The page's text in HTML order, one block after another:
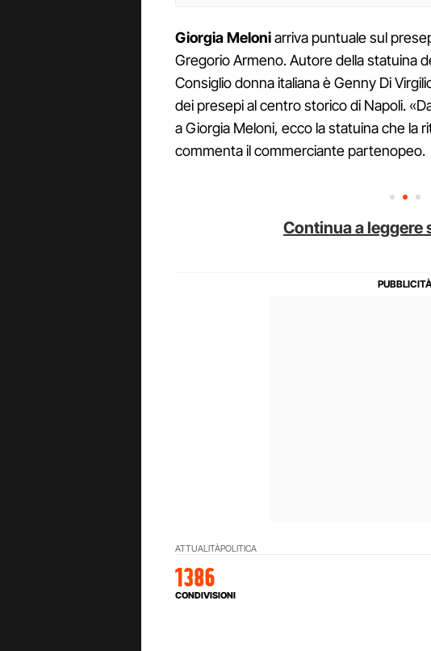
Giorgia Meloniarriva puntuale sul
Gregorio Armeno. Autore della statuina
Consiglio donna italiana è Genny Di
dei presepi al centro storico di Napoli.
a Giorgia Meloni, ecco la statuina che la
commenta il commerciante partenopeo.
Continua a leggere
ATTUALITÀPOLITICA
1386
CONDIVISIONI